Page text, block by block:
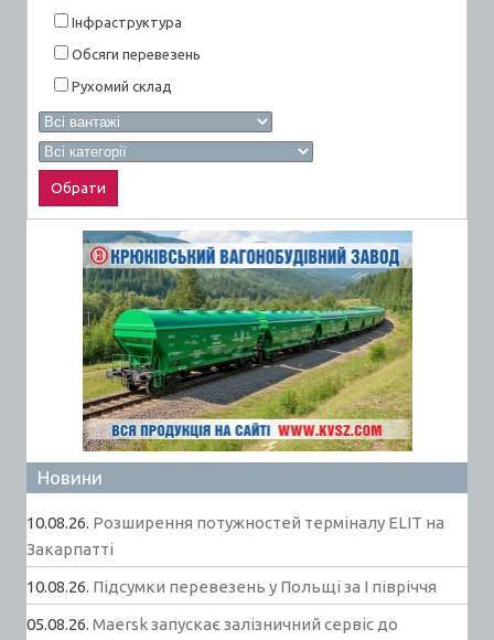
Інфраструктура
Обсяги перевезень
Рухомий склад
Новини
10.08.26. Розширення потужностей терміналу ELIT на
Закарпатті
10.08.26. Підсумки перевезень у Польщі за І півріччя
05.08.26. Maersk запускає залізничний сервіс до